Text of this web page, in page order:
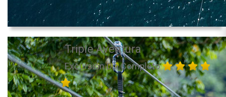
Triple Aventura
Excursión Día Completo